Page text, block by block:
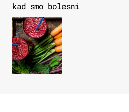
kad smo bolesni